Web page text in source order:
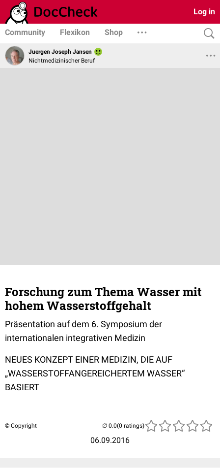
Log in
Community Flexikon Shop
Juergen Joseph Jansen
Nichtmedizinischer Beruf
Forschung zum Thema Wasser mit
hohem Wasserstoffgehalt
Präsentation auf dem 6. Symposium der
internationalen integrativen Medizin
NEUES KONZEPT EINER MEDIZIN, DIE AUF
„WASSERSTOFFANGEREICHERTEM WASSER“
BASIERT
© Copyright
06.09.2016
(0 ratings)